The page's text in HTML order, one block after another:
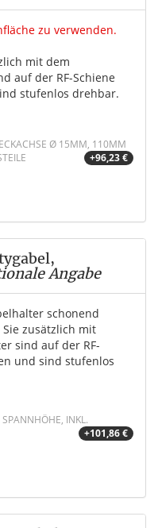
zu verwenden.
mit dem
auf der RF-Schiene
stufenlos drehbar.
Ø 15MM, 110MM
+96,23 €
Angabe
schonend
zusätzlich mit
sind auf der RF-
und sind stufenlos
INKL.
+101,86 €